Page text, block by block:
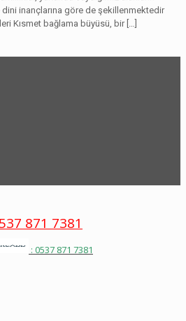
inançlarına göre de şekillenmektedir
Kısmet bağlama büyüsü, bir[…]
871 7381
: 0537 871 7381